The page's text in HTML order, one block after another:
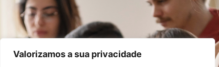
Valorizamos a sua privacidade